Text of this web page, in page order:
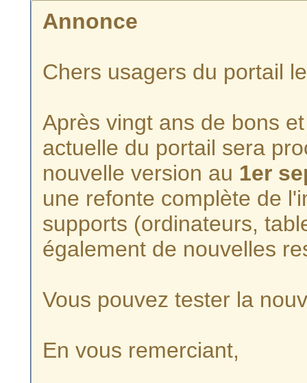
Annonce
Chers usagers du portail
Après vingt ans de bons
actuelle du portail sera
nouvelle version au 1er
une refonte complète de
supports (ordinateurs,
également de nouvelles
Vous pouvez tester la
En vous remerciant,